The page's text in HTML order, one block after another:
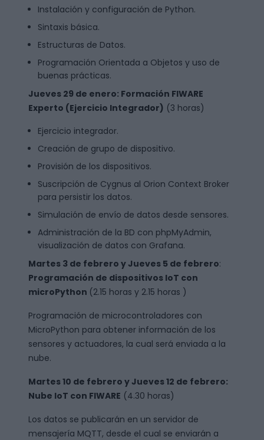
Instalación y configuración de Python.
Sintaxis básica.
Estructuras de Datos.
Programación Orientada a Objetos y uso de
buenas prácticas.
Jueves 29 de enero: Formación FIWARE
Experto (Ejercicio Integrador) (3 horas)
Ejercicio integrador.
Creación de grupo de dispositivo.
Provisión de los dispositivos.
Suscripción de Cygnus al Orion Context Broker
para persistir los datos.
Simulación de envío de datos desde sensores.
Administración de la BD con phpMyAdmin,
visualización de datos con Grafana.
Martes 3 de febrero y Jueves 5 de febrero:
Programación de dispositivos IoT con
microPython (2.15 horas y 2.15 horas )
Programación de microcontroladores con
MicroPython para obtener información de los
sensores y actuadores, la cual será enviada a la
nube.
Martes 10 de febrero y Jueves 12 de febrero:
Nube IoT con FIWARE (4.30 horas)
Los datos se publicarán en un servidor de
mensajería MQTT, desde el cual se enviarán a